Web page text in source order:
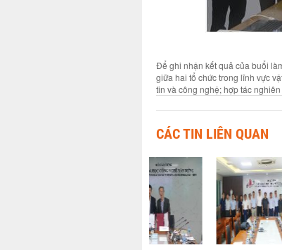
Để ghi nhận kết quả của buổi
giữa hai tổ chức trong lĩnh vực
tin và công nghệ; hợp tác
CÁC TIN LIÊN QUAN